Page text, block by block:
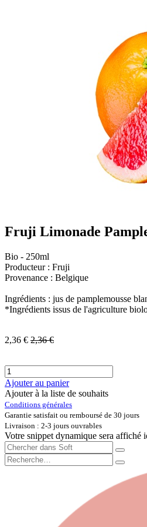
Fruji Limonade
Bio - 250ml
Producteur : Fruji
Provenance : Belgique
Ingrédients : jus de pamplemousse
*Ingrédients issus de l'agriculture
2,36 € 2,36€
Ajouter au panier
Ajouter à la liste de souhaits
Conditions générales
Garantie satisfait ou remboursé de 30 jours
Livraison : 2-3 jours ouvrables
Votre snippet dynamique sera affiché